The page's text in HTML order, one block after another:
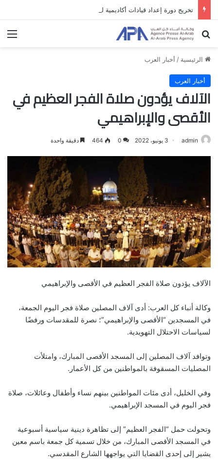
بحث عن
الرئيسية / أخبار العرب
أخبار العرب
الآلاف يؤدون صلاة الفجر العظيم في
الأقصى والإبراهيمي
admin 3 يونيو، 2022 0
464 دقيقة واحدة
الآلاف يؤدون صلاة الفجر العظيم في الأقصى والإبراهيمي
وكالة أنباء كل العرب: أدى آلاف المصلين صلاة فجر اليوم الجمعة،
في المسجدين “الأقصى والإبراهيمي”؛ نصرة للمقدسات ورفضًا
لسياسات الاحتلال التهويدية.
وتوافد آلاف المصلين إلى المسجد الأقصى المبارك، وامتلأت
المصليات المسقوفة بالمواطنين من كل الأعمار.
وفي الخليل، أدى مئات المواطنين بينهم نساء وأطفال وعائلات، صلاة
فجر اليوم في المسجد الإبراهيمي.
وتحولت حمل “الفجر العظيم” إلى تظاهرة دينية سياسية أسبوعية
في المسجد الأقصى المبارك، من خلال تسمية كل جمعة باسم معين
يشير إلى إحدى القضايا التي يواجهها الشارع المقدسي.